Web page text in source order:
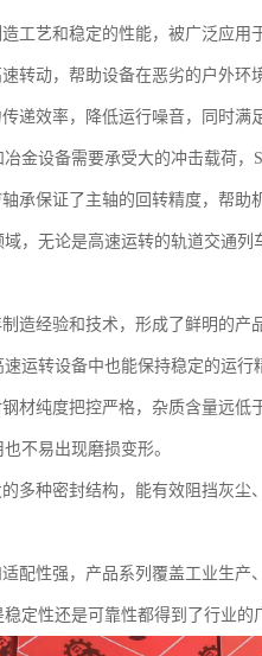
工艺和稳定的性能，被广泛应
转动，帮助设备在恶劣的户外
递效率，降低运行噪音，同时满
金设备需要承受大的冲击载荷
承保证了主轴的回转精度，帮
，无论是高速运转的轨道交通
造经验和技术，形成了鲜明的
运转设备中也能保持稳定的运行
材纯度把控严格，杂质含量远
不易出现磨损变形。
多种密封结构，能有效阻挡灰
配性强，产品系列覆盖工业生
定性还是可靠性都得到了行业的